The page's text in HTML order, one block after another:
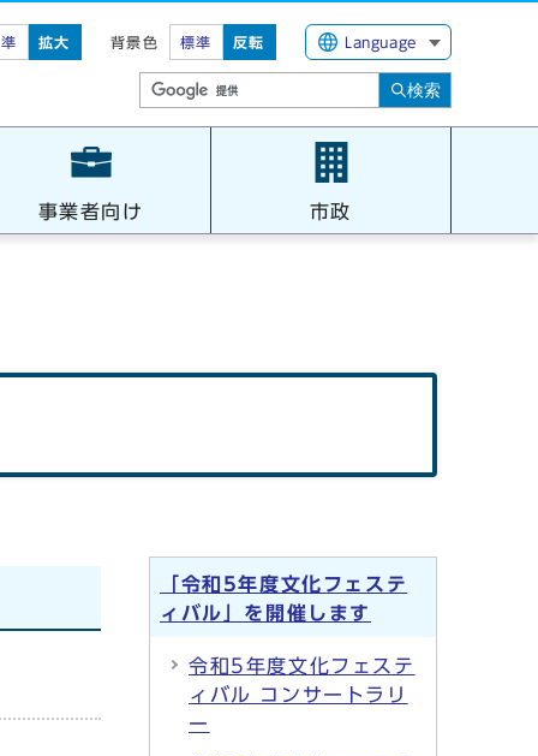
拡大 背景色 標準 反転 Language
検索
事業者向け 市政
「令和5年度文化フェステ
ィバル」を開催します
令和5年度文化フェステ
ィバル コンサートラリ
ー